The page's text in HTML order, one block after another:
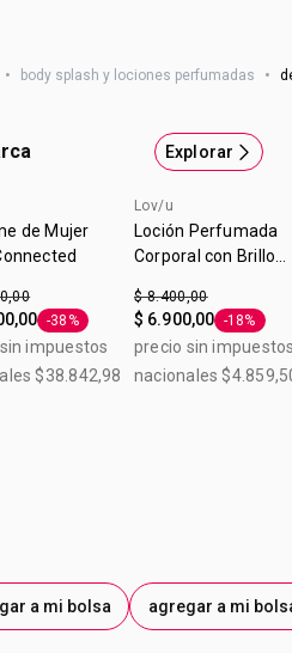
• body splash y lociones perfumadas •
Explorar
de Mujer
Etiqueta -38%
-38%
impuestos
$38.842,98
a mi bolsa
Lov/u
Loción Perfumada
Corporal con Brillo
$ 8.400,00
$ 6.900,00 Etiqueta -
-18%
precio sin
nacionales
agregar a mi